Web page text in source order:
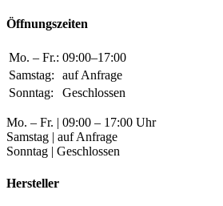
Öffnungszeiten
Mo. – Fr.: 09:00–17:00
Samstag:
auf Anfrage
Sonntag:
Geschlossen
Mo. – Fr. | 09:00 – 17:00 Uhr
Samstag | auf Anfrage
Sonntag | Geschlossen
Hersteller